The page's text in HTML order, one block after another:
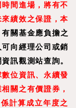
間進場，將有不
績效之保證，本
有關基金應負擔之
向經理公司或銷
訊觀測站查詢。
位資訊、永續發
關之有價證券，
計算成立年度之